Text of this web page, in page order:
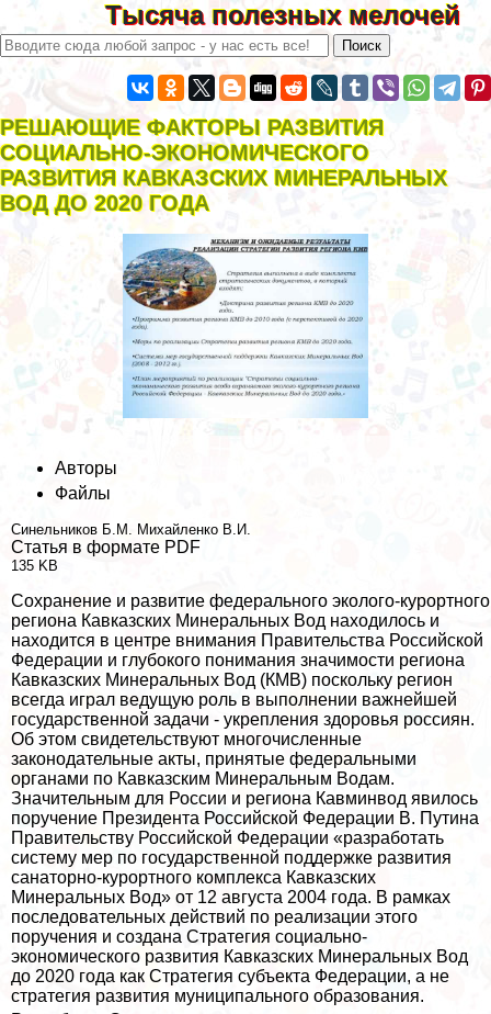
Тысяча полезных мелочей
РЕШАЮЩИЕ ФАКТОРЫ РАЗВИТИЯ
СОЦИАЛЬНО-ЭКОНОМИЧЕСКОГО
РАЗВИТИЯ КАВКАЗСКИХ МИНЕРАЛЬНЫХ
ВОД ДО 2020 ГОДА
Авторы
Файлы
Синельников Б.М. Михайленко В.И.
Статья в формате PDF
135 KB
Сохранение и развитие федерального эколого-курортного
региона Кавказских Минеральных Вод находилось и
находится в центре внимания Правительства Российской
Федерации и глубокого понимания значимости региона
Кавказских Минеральных Вод (КМВ) поскольку регион
всегда играл ведущую роль в выполнении важнейшей
государственной задачи - укрепления здоровья россиян.
Об этом свидетельствуют многочисленные
законодательные акты, принятые федеральными
органами по Кавказским Минеральным Водам.
Значительным для России и региона Кавминвод явилось
поручение Президента Российской Федерации В. Путина
Правительству Российской Федерации «разработать
систему мер по государственной поддержке развития
санаторно-курортного комплекса Кавказских
Минеральных Вод» от 12 августа 2004 года. В рамках
последовательных действий по реализации этого
поручения и создана Стратегия социально-
экономического развития Кавказских Минеральных Вод
до 2020 года как Стратегия субъекта Федерации, а не
стратегия развития муниципального образования.